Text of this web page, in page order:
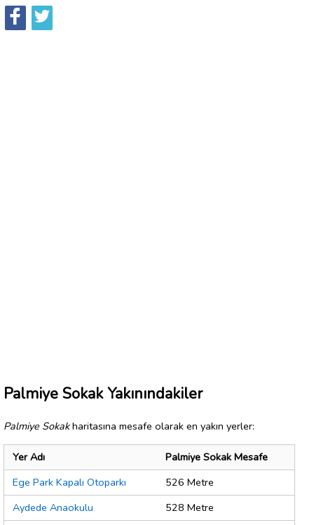
Palmiye Sokak Yakınındakiler
Palmiye Sokakharitasına mesafe olarak en yakın yerler:
Yer Adı
Palmiye Sokak Mesafe
Ege Park Kapalı Otoparkı
526 Metre
Aydede Anaokulu
528 Metre